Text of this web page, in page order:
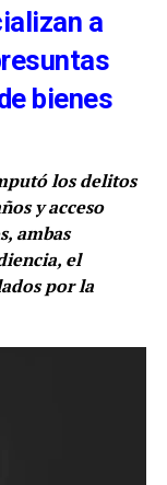
a
bienes
los delitos
y acceso
ambas
el
por la